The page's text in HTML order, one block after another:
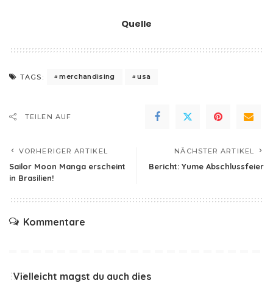
Quelle
TAGS: merchandising usa
TEILEN AUF
VORHERIGER ARTIKEL
Sailor Moon Manga erscheint
in Brasilien!
NÄCHSTER ARTIKEL
Bericht: Yume Abschlussfeier
Kommentare
Vielleicht magst du auch dies